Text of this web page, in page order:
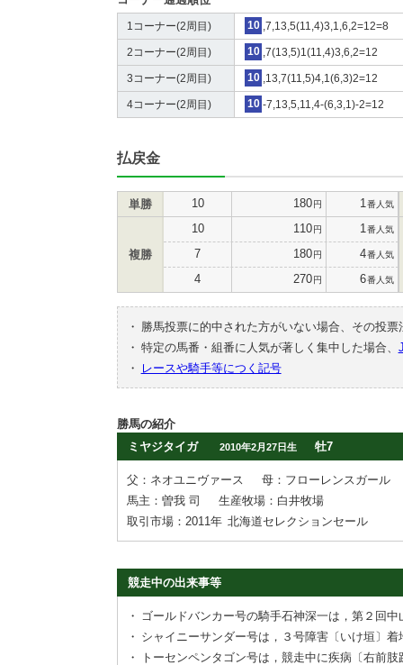
1コーナー(2周目) 10 ,7,13,5(11,4)3,1,6,2=12=8
2コーナー(2周目) 10 ,7(13,5)1(11,4)3,6,2=12
3コーナー(2周目) 10 ,13,7(11,5)4,1(6,3)2=12
4コーナー(2周目) 10 -7,13,5,11,4-(6,3,1)-2=12
払戻金
単勝 10 180円 1 番人気
複勝
10 110円 1 番人気
7 180円 4番人気
4 270円 6番人気
・
勝馬投票に的中された方がいない場合、その投
・ 特定の馬番・組番に人気が著しく集中した場合、
・
レースや騎手等につく記号
勝馬の紹介
ミヤジタイガ
2010年2月27日生 牡7
父：ネオユニヴァース
母：フローレンスガール
馬主：曽我 司
生産牧場：白井牧場
取引市場：2011年 北海道セレクションセール
競走中の出来事等
・
ゴールドバンカー号の騎手石神深一は，第２回
・ シャイニーサンダー号は，３号障害〔いけ垣〕
・
トーセンペンタゴン号は，競走中に疾病〔右前